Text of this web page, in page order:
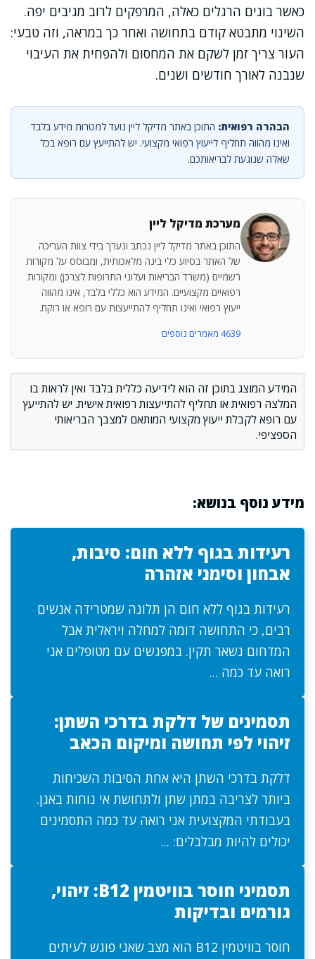
כאשר בונים הרגלים כאלה, המרפקים לרוב מגיבים יפה.
השינוי מתבטא קודם בתחושה ואחר כך במראה, וזה טבעי:
העור צריך זמן לשקם את המחסום ולהפחית את העיבוי
שנבנה לאורך חודשים ושנים.
הבהרה רפואית: התוכן באתר מדיקל ליין נועד למטרות מידע בלבד
ואינו מהווה תחליף לייעוץ רפואי מקצועי. יש להתייעץ עם רופא בכל
שאלה שנוגעת לבריאותכם.
מערכת מדיקל ליין
התוכן באתר מדיקל ליין נכתב ונערך בידי צוות העריכה
של האתר בסיוע כלי בינה מלאכותית, ומבוסס על מקורות
רשמיים (משרד הבריאות ועלוני התרופות לצרכן) ומקורות
רפואיים מקצועיים. המידע הוא כללי בלבד, אינו מהווה
ייעוץ רפואי ואינו תחליף להתייעצות עם רופא או רוקח.
4639 מאמרים נוספים
המידע המוצג בתוכן זה הוא לידיעה כללית בלבד ואין לראות בו
המלצה רפואית או תחליף להתייעצות רפואית אישית. יש להתייעץ
עם רופא לקבלת ייעוץ מקצועי המותאם למצבך הבריאותי
הספציפי.
מידע נוסף בנושא:
רעידות בגוף ללא חום: סיבות,
אבחון וסימני אזהרה
רעידות בגוף ללא חום הן תלונה שמטרידה אנשים
רבים, כי התחושה דומה למחלה ויראלית אבל
המדחום נשאר תקין. במפגשים עם מטופלים אני
רואה עד כמה ...
תסמינים של דלקת בדרכי השתן:
זיהוי לפי תחושה ומיקום הכאב
דלקת בדרכי השתן היא אחת הסיבות השכיחות
ביותר לצריבה במתן שתן ולתחושת אי נוחות באגן.
בעבודתי המקצועית אני רואה עד כמה התסמינים
יכולים להיות מבלבלים: ...
תסמיני חוסר בוויטמין B12: זיהוי,
גורמים ובדיקות
חוסר בוויטמין B12 הוא מצב שאני פוגש לעיתים